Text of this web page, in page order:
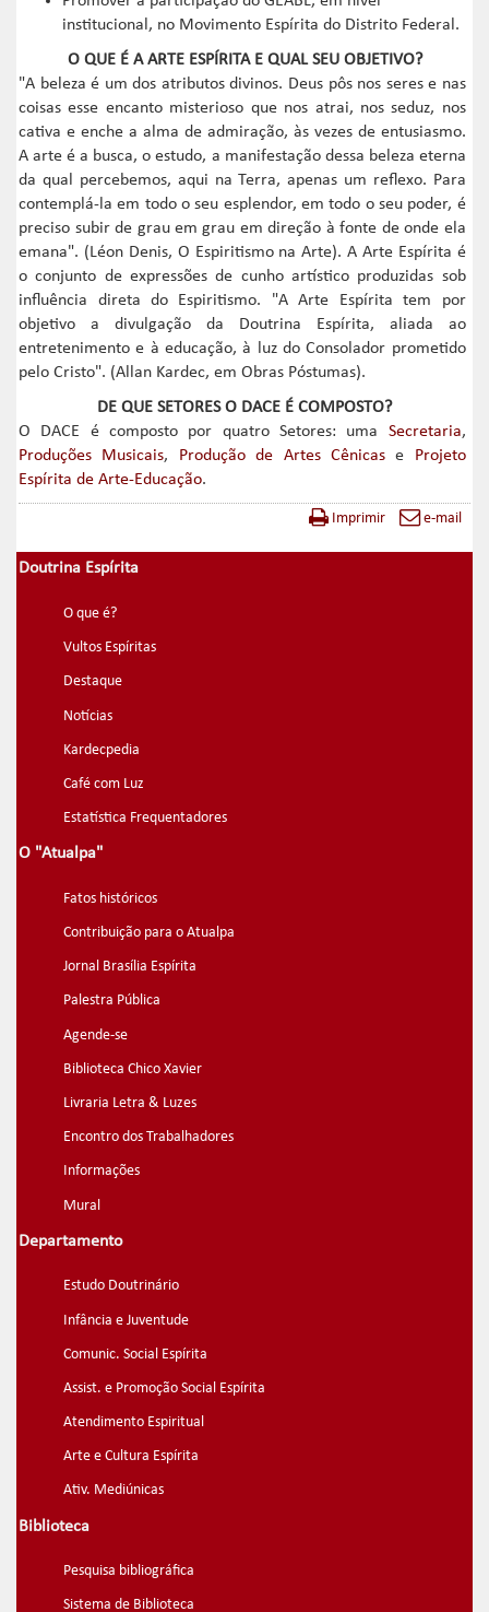
institucional, no Movimento Espírita do Distrito Federal.
O QUE É A ARTE ESPÍRITA E QUAL SEU OBJETIVO?
"A beleza é um dos atributos divinos. Deus pôs nos seres e nas
coisas esse encanto misterioso que nos atrai, nos seduz, nos
cativa e enche a alma de admiração, às vezes de entusiasmo.
A arte é a busca, o estudo, a manifestação dessa beleza eterna
da qual percebemos, aqui na Terra, apenas um reflexo. Para
contemplá-la em todo o seu esplendor, em todo o seu poder, é
preciso subir de grau em grau em direção à fonte de onde ela
emana". (Léon Denis, O Espiritismo na Arte). A Arte Espírita é
o conjunto de expressões de cunho artístico produzidas sob
influência direta do Espiritismo. "A Arte Espírita tem por
objetivo a divulgação da Doutrina Espírita, aliada ao
entretenimento e à educação, à luz do Consolador prometido
pelo Cristo". (Allan Kardec, em Obras Póstumas).
DE QUE SETORES O DACE É COMPOSTO?
O DACE é composto por quatro Setores: uma Secretaria,
Produções Musicais, Produção de Artes Cênicas e Projeto
Espírita de Arte-Educação.
Imprimir e-mail
Doutrina Espírita
O que é?
Vultos Espíritas
Destaque
Notícias
Kardecpedia
Café com Luz
Estatística Frequentadores
O "Atualpa"
Fatos históricos
Contribuição para o Atualpa
Jornal Brasília Espírita
Palestra Pública
Agende-se
Biblioteca Chico Xavier
Livraria Letra & Luzes
Encontro dos Trabalhadores
Informações
Mural
Departamento
Estudo Doutrinário
Infância e Juventude
Comunic. Social Espírita
Assist. e Promoção Social Espírita
Atendimento Espiritual
Arte e Cultura Espírita
Ativ. Mediúnicas
Biblioteca
Pesquisa bibliográfica
Sistema de Biblioteca